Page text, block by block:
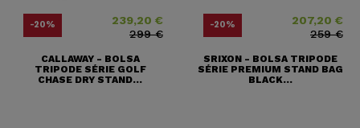
-20% Precio239,20 €
Precio base
299 €
CALLAWAY - BOLSA
TRIPODE SÉRIE GOLF
CHASE DRY STAND...
-20% Precio207,20 €
Precio base
259 €
SRIXON - BOLSA TRIPODE
SÉRIE PREMIUM STAND BAG
BLACK...